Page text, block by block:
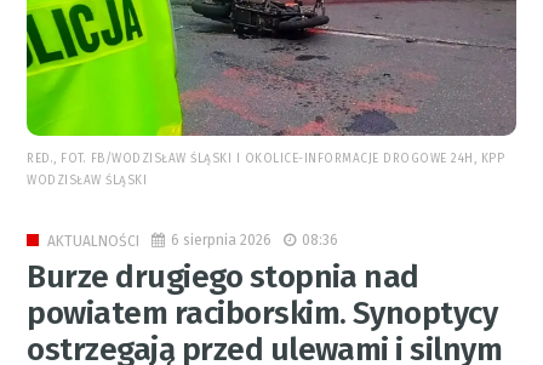
RED., FOT. FB/WODZISŁAW ŚLĄSKI I OKOLICE-INFORMACJE DROGOWE 24H, KPP
WODZISŁAW ŚLĄSKI
AKTUALNOŚCI 6 sierpnia 2026 08:36
Burze drugiego stopnia nad
powiatem raciborskim. Synoptycy
ostrzegają przed ulewami i silnym